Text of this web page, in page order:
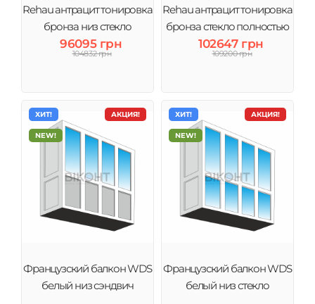
Rehau антрацит тонировка
бронза низ стекло
96095 грн
104832 грн
Rehau антрацит тонировка
бронза стекло полностью
102647 грн
109200 грн
АКЦИЯ!
ХИТ!
NEW!
Французский балкон WDS
белый низ сэндвич
АКЦИЯ!
ХИТ!
NEW!
Французский балкон WDS
белый низ стекло